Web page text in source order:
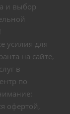
и выбор
усилия для
на сайте,
в
по
офертой,